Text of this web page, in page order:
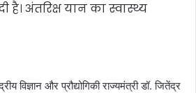
है। अंतरिक्ष यान का स्वास्थ्य
विज्ञान और प्रौद्योगिकी राज्यमंत्री डॉ. जितेंद्र